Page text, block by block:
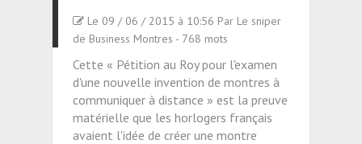
Le 09 / 06 / 2015 à 10:56 Par Le sniper
de Business Montres - 768 mots
Cette « Pétition au Roy pour l'examen
d'une nouvelle invention de montres à
communiquer à distance » est la preuve
matérielle que les horlogers français
avaient l'idée de créer une montre